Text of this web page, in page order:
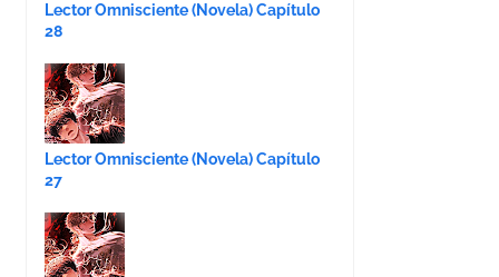
Lector Omnisciente (Novela) Capítulo
28
Lector Omnisciente (Novela) Capítulo
27